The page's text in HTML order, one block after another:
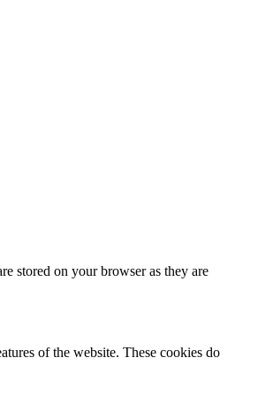
stored on your browser as they are
of the website. These cookies do